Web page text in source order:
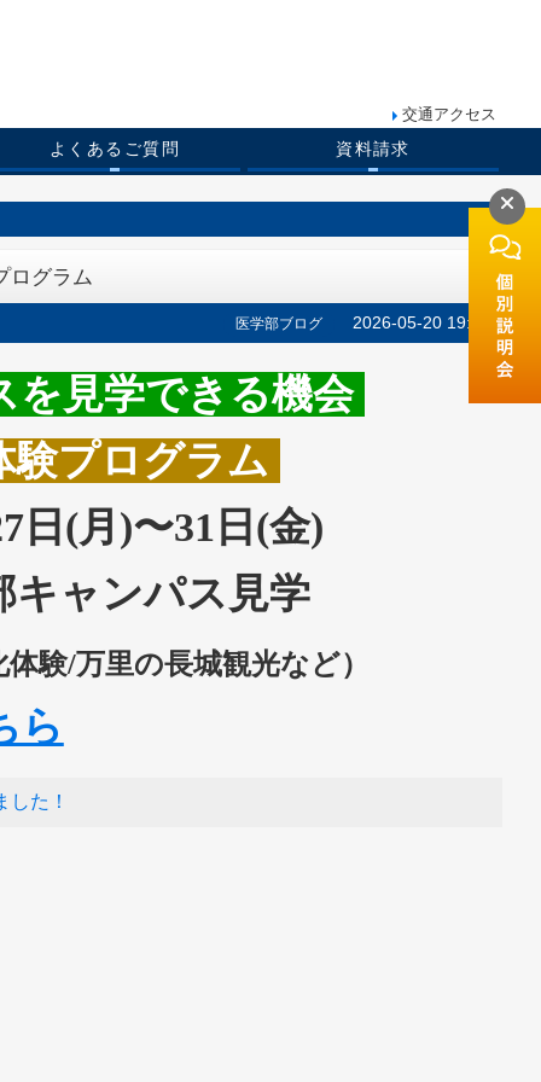
交通アクセス
よくあるご質問 資料請求
ログラム
医学部ブログ 2026-05-20 19:00
を見学できる機会
験プログラム
日(月)〜31日(金)
キャンパス見学
験/万里の長城観光など）
ら
た！